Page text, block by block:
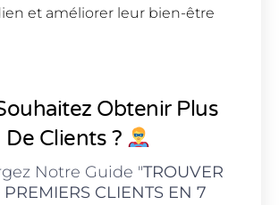
et améliorer leur bien-être
Obtenir Plus
De Clients ?
Notre Guide "TROUVER
PREMIERS CLIENTS EN 7